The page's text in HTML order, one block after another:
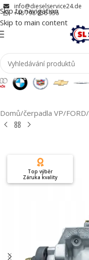
Skip to navigation
Skip to main content
info@dieselservice24.de
+48 798 956 956
Domů/čerpadla VP/FORD/
Top výběr
Záruka kvality